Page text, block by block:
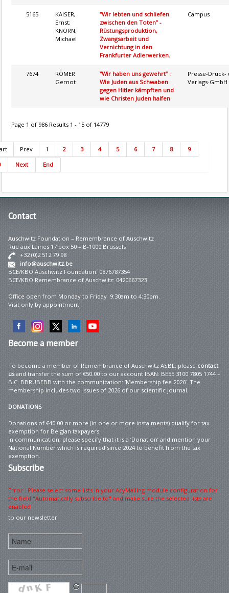
5165
KAISER,
Ernst;
KNORN,
Michael
“Wir lebten und schliefen
zwischen den Toten” -
Rüstungsproduktion,
Zwangsarbeit und
Vernichtung in den
Frankfurter Adlerwerken.
Campus
7674
RÖMER
Gernot
“Wir haben uns gewehrt” :
Wie Juden aus Schwaben
gegen Hitler kämpften und
wie Christen Juden halfen
Presse-Druck-
Verlags-GmbH
Page 1 of 986 Results 1 - 15 of 14779
Prev 1 2 3 4 5 6 7 8
9
Next End
Contact
Auschwitz Foundation – Remembrance of Auschwitz
Rue aux Laines 17 box 50 – B-1000 Brussels
+32 (0)2 512 79 98
info@auschwitz.be
BCE/KBO Auschwitz Foundation: 0876787354
BCE/KBO Remembrance of Auschwitz: 0420667323
Office open from Monday to Friday 9:30am to 4:30pm.
Visit only by appointment.
Becomea member
To become a member of Remembrance of Auschwitz ASBL, please contact
usand transfer the sum of €50.00 to our account IBAN: BE55 3100 7805 1744 –
BIC: BBRUBEBB with the communication: ‘Membership fee 2026’. The
membership includes two issues of 2026 of our scientific journal.
DONATIONS
Donations of €40.00 or more (in one or more instalments) qualify for tax
exemption for Belgian taxpayers.
In communication, please specify that it is a ‘Donation’ and mention your
National Number which is required since 2024 to benefit from the tax
exemption.
Subscribe
Error : Please select some lists in your AcyMailing module configuration for
the field "Automatically subscribe to" and make sure the selected lists are
enabled
to our newsletter